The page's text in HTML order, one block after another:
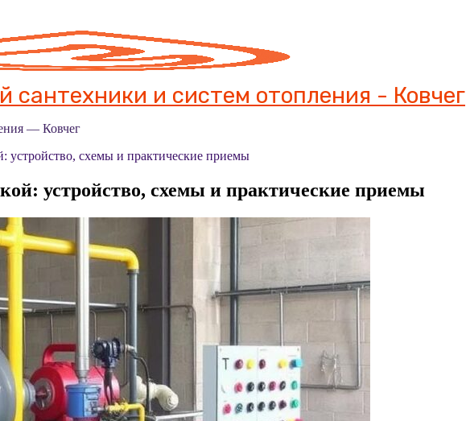
и систем отопления - Ковчег
— Ковчег
устройство, схемы и практические приемы
устройство, схемы и практические приемы